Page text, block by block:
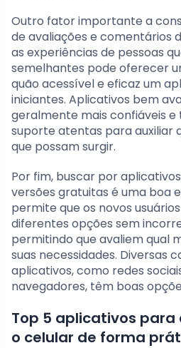
Outro fator importante a
de avaliações e comentários
as experiências de pessoas
semelhantes pode oferecer
quão acessível e eficaz um
iniciantes. Aplicativos bem
geralmente mais confiáveis e
suporte atentas para auxiliar
que possam surgir.
Por fim, buscar por
versões gratuitas é uma boa
permite que os novos
diferentes opções sem
permitindo que avaliem qual
suas necessidades. Diversas
aplicativos, como redes
navegadores, têm boas
Top 5 aplicativos
o celular de forma